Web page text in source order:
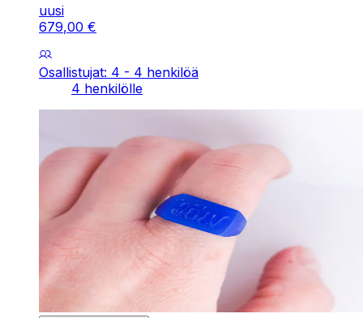
uusi
679,00 €
Osallistujat: 4 - 4 henkilöä
4 henkilölle